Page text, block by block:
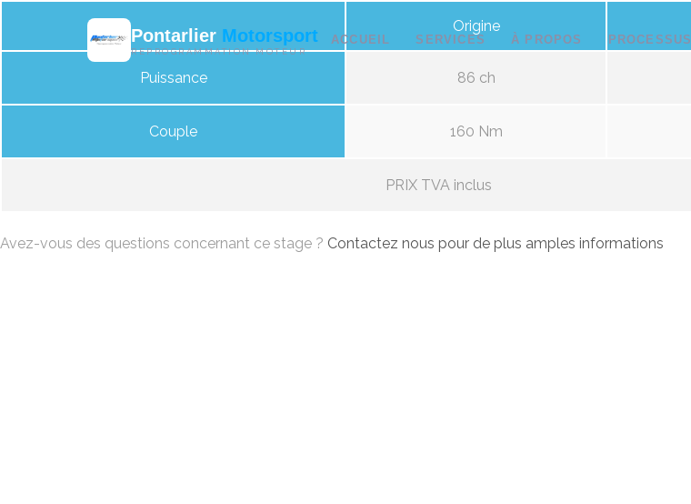
Pontarlier Motorsport
REPROGRAMMATION MOTEUR
ACCUEIL SERVICES À PROPOS PROCESSUS
Origine
Puissance 86 ch
Couple 160 Nm
PRIX TVA inclus
Avez-vous des questions concernant ce stage ? Contactez nous pour de plus amples informations